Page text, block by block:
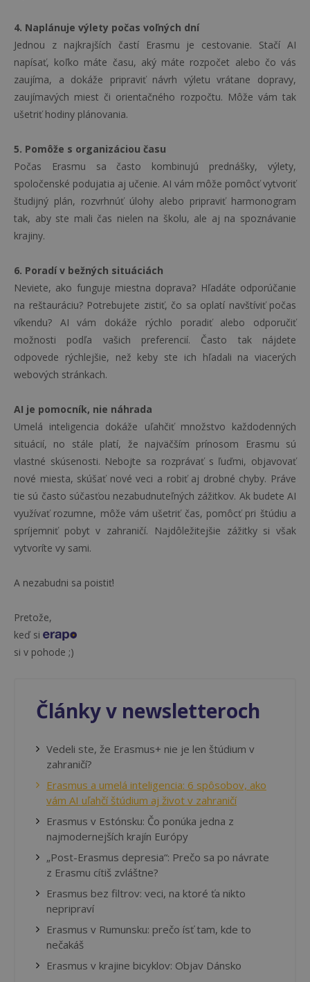
Články v newsletteroch
Vedeli ste, že Erasmus+ nie je len štúdium v
zahraničí?
Erasmus a umelá inteligencia: 6 spôsobov, ako
vám AI uľahčí štúdium aj život v zahraničí
Erasmus v Estónsku: Čo ponúka jedna z
najmodernejších krajín Európy
„Post-Erasmus depresia“: Prečo sa po návrate
z Erasmu cítiš zvláštne?
Erasmus bez filtrov: veci, na ktoré ťa nikto
nepripraví
Erasmus v Rumunsku: prečo ísť tam, kde to
nečakáš
Erasmus v krajine bicyklov: Objav Dánsko
4. Naplánuje výlety počas voľných dní
Jednou z najkrajších častí Erasmu je cestovanie. Stačí AI
napísať, koľko máte času, aký máte rozpočet alebo čo vás
zaujíma, a dokáže pripraviť návrh výletu vrátane dopravy,
zaujímavých miest či orientačného rozpočtu. Môže vám tak
ušetriť hodiny plánovania.
5. Pomôže s organizáciou času
Počas Erasmu sa často kombinujú prednášky, výlety,
spoločenské podujatia aj učenie. AI vám môže pomôcť vytvoriť
študijný plán, rozvrhnúť úlohy alebo pripraviť harmonogram
tak, aby ste mali čas nielen na školu, ale aj na spoznávanie
krajiny.
6. Poradí v bežných situáciách
Neviete, ako funguje miestna doprava? Hľadáte odporúčanie
na reštauráciu? Potrebujete zistiť, čo sa oplatí navštíviť počas
víkendu? AI vám dokáže rýchlo poradiť alebo odporučiť
možnosti podľa vašich preferencií. Často tak nájdete
odpovede rýchlejšie, než keby ste ich hľadali na viacerých
webových stránkach.
AI je pomocník, nie náhrada
Umelá inteligencia dokáže uľahčiť množstvo každodenných
situácií, no stále platí, že najväčším prínosom Erasmu sú
vlastné skúsenosti. Nebojte sa rozprávať s ľuďmi, objavovať
nové miesta, skúšať nové veci a robiť aj drobné chyby. Práve
tie sú často súčasťou nezabudnuteľných zážitkov. Ak budete AI
využívať rozumne, môže vám ušetriť čas, pomôcť pri štúdiu a
spríjemniť pobyt v zahraničí. Najdôležitejšie zážitky si však
vytvoríte vy sami.
A nezabudni sa poistiť!
Pretože,
keď si
si v pohode ;)